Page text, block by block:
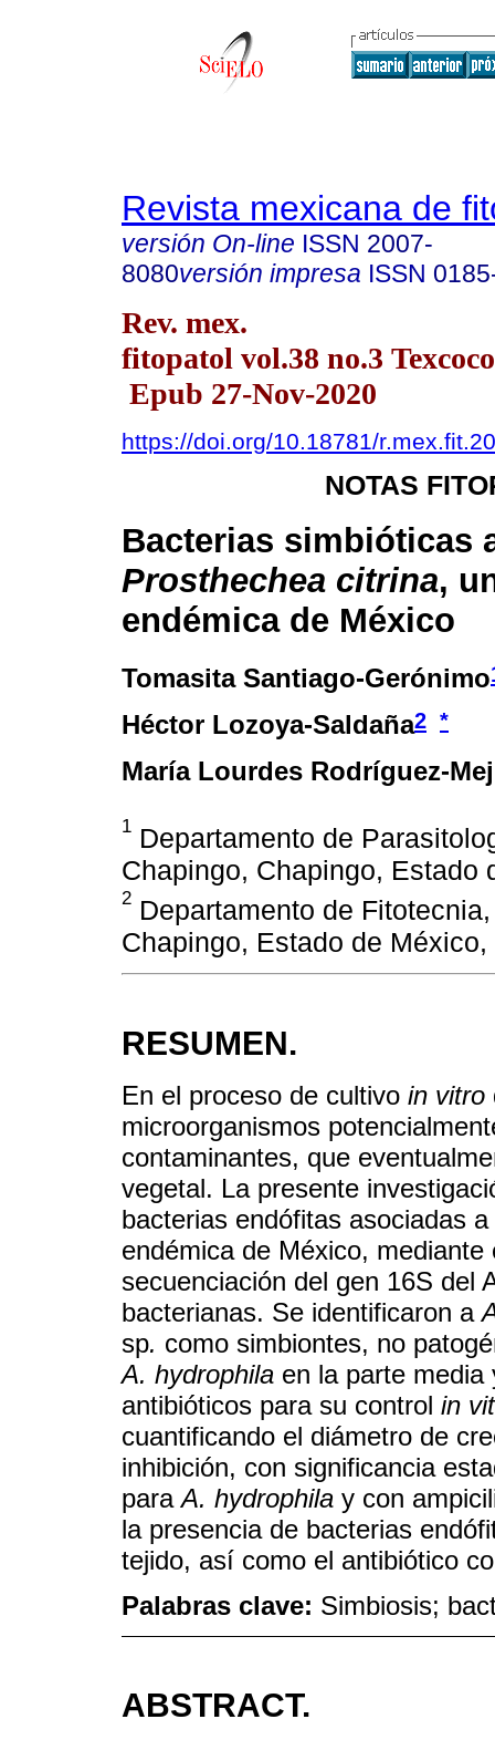
Revista mexicana de
versión On-line ISSN 2007-
8080versión impresa ISSN
Rev. mex.
fitopatol vol.38 no.3
Epub 27-Nov-2020
https://doi.org/10.18781/
NOTAS
Bacterias simbióticas
Prosthechea citrina,
endémica de México
Tomasita Santiago-Gerónimo
Héctor Lozoya-Saldaña2 *
María Lourdes Rodríguez-
1 Departamento de
Chapingo, Chapingo, Estado
2 Departamento de
Chapingo, Estado de
RESUMEN.
En el proceso de cultivo in vitro
microorganismos
contaminantes, que
vegetal. La presente
bacterias endófitas asociadas a
endémica de México,
secuenciación del gen 16S del
bacterianas. Se identificaron a
sp. como simbiontes, no
A. hydrophila en la parte media
antibióticos para su control in
cuantificando el diámetro de
inhibición, con significancia
paraA. hydrophila y con
la presencia de bacterias
tejido, así como el antibiótico
Palabras clave: Simbiosis;
ABSTRACT.